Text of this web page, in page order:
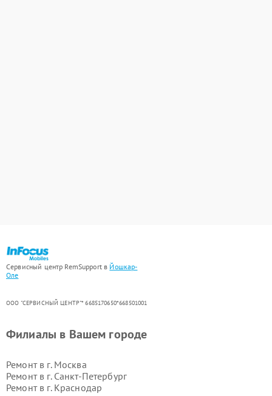
Сервисный центр RemSupport в Йошкар-
Оле
ООО "СЕРВИСНЫЙ ЦЕНТР"* 6685170650*668501001
Филиалы в Вашем городе
Ремонт в г. Москва
Ремонт в г. Санкт-Петербург
Ремонт в г. Краснодар